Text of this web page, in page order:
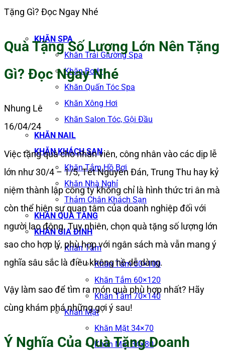
KHĂN SPA
Khăn Trải Giường Spa
Khăn Body
Khăn Quấn Tóc Spa
Khăn Xông Hơi
Khăn Salon Tóc, Gội Đầu
KHĂN NAIL
KHĂN KHÁCH SẠN
Khăn Tắm Hồ Bơi
Khăn Nhà Nghỉ
Thảm Chân Khách Sạn
KHĂN QUÀ TẶNG
KHĂN GIA ĐÌNH
Khăn Tắm
Khăn Tắm 50×100
Khăn Tắm 60×120
Khăn Tắm 70×140
Khăn Mặt
Khăn Mặt 34×70
Khăn Mặt 34×80
Tặng Gì? Đọc Ngay Nhé
Quà Tặng Số Lượng Lớn Nên Tặng
Gì? Đọc Ngay Nhé
Nhung Lê
16/04/24
Việc tặng quà cho nhân viên, công nhân vào các dịp lễ
lớn như 30/4 – 1/5, Tết Nguyên Đán, Trung Thu hay kỷ
niệm thành lập công ty không chỉ là hình thức tri ân mà
còn thể hiện sự quan tâm của doanh nghiệp đối với
người lao động. Tuy nhiên, chọn quà tặng số lượng lớn
sao cho hợp lý, phù hợp với ngân sách mà vẫn mang ý
nghĩa sâu sắc là điều không hề dễ dàng.
Vậy làm sao để tìm ra món quà phù hợp nhất? Hãy
cùng khám phá những gợi ý sau!
Ý Nghĩa Của Quà Tặng Doanh